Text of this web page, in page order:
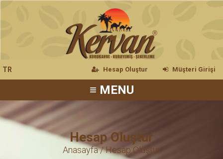
TR Müşteri Girişi
Hesap Oluştur
≡ MENU
Hesap Oluştur
Anasayfa/ Hesap Oluştur